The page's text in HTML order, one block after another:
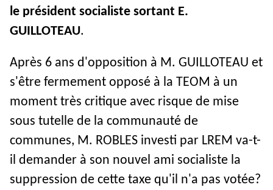
le président socialiste sortant E.
GUILLOTEAU.
Après 6 ans d'opposition à M. GUILLOTEAU et
s'être fermement opposé à la TEOM à un
moment très critique avec risque de mise
sous tutelle de la communauté de
communes, M. ROBLES investi par LREM va-t-
il demander à son nouvel ami socialiste la
suppression de cette taxe qu'il n'a pas votée?